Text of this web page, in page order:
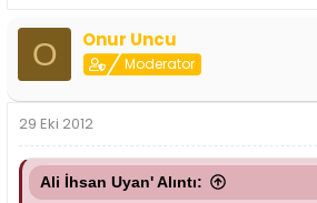
O Onur Uncu
Moderator
29 Eki 2012
Ali İhsan Uyan' Alıntı: